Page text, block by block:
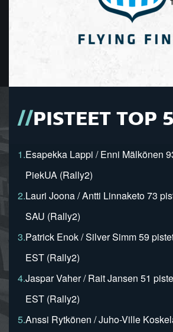
PISTEET TOP 5
1.Esapekka Lappi / Enni Mälkönen
PiekUA (Rally2)
2.Lauri Joona / Antti Linnaketo 73
SAU (Rally2)
3.Patrick Enok / Silver Simm 59
EST (Rally2)
4.Jaspar Vaher / Rait Jansen 51
EST (Rally2)
5.Anssi Rytkönen / Juho-Ville